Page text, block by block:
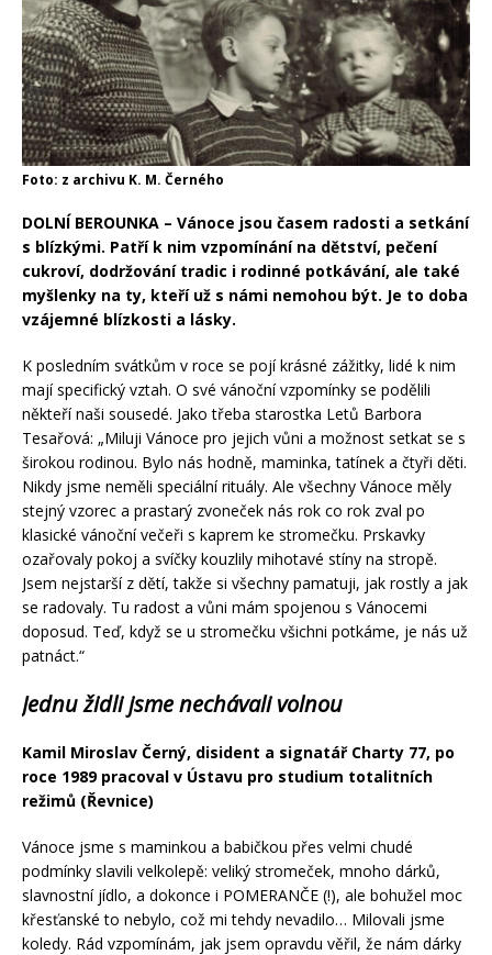
Foto: z archivu K. M. Černého
DOLNÍ BEROUNKA – Vánoce jsou časem radosti a setkání
s blízkými. Patří k nim vzpomínání na dětství, pečení
cukroví, dodržování tradic i rodinné potkávání, ale také
myšlenky na ty, kteří už s námi nemohou být. Je to doba
vzájemné blízkosti a lásky.
K posledním svátkům v roce se pojí krásné zážitky, lidé k nim
mají specifický vztah. O své vánoční vzpomínky se podělili
někteří naši sousedé. Jako třeba starostka Letů Barbora
Tesařová: „Miluji Vánoce pro jejich vůni a možnost setkat se s
širokou rodinou. Bylo nás hodně, maminka, tatínek a čtyři děti.
Nikdy jsme neměli speciální rituály. Ale všechny Vánoce měly
stejný vzorec a prastarý zvoneček nás rok co rok zval po
klasické vánoční večeři s kaprem ke stromečku. Prskavky
ozařovaly pokoj a svíčky kouzlily mihotavé stíny na stropě.
Jsem nejstarší z dětí, takže si všechny pamatuji, jak rostly a jak
se radovaly. Tu radost a vůni mám spojenou s Vánocemi
doposud. Teď, když se u stromečku všichni potkáme, je nás už
patnáct.“
Jednu židli jsme nechávali volnou
Kamil Miroslav Černý, disident a signatář Charty 77, po
roce 1989 pracoval v Ústavu pro studium totalitních
režimů (Řevnice)
Vánoce jsme s maminkou a babičkou přes velmi chudé
podmínky slavili velkolepě: veliký stromeček, mnoho dárků,
slavnostní jídlo, a dokonce i POMERANČE (!), ale bohužel moc
křesťanské to nebylo, což mi tehdy nevadilo… Milovali jsme
koledy. Rád vzpomínám, jak jsem opravdu věřil, že nám dárky